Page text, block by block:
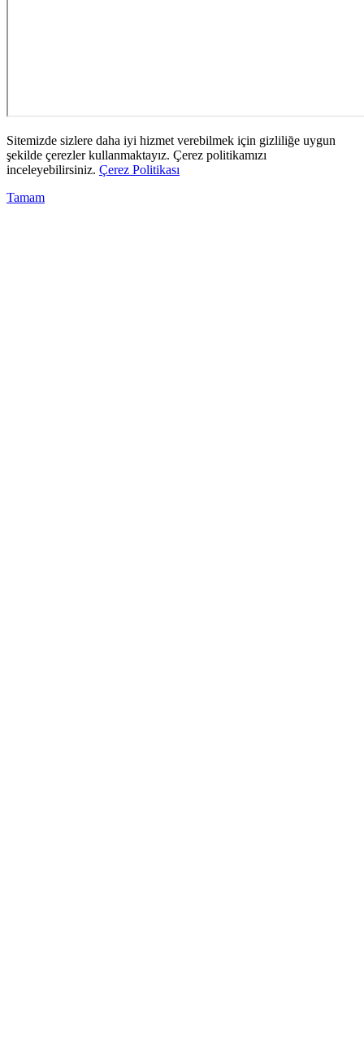
Sitemizde sizlere daha iyi hizmet verebilmek için gizliliğe uygun
şekilde çerezler kullanmaktayız. Çerez politikamızı
inceleyebilirsiniz. Çerez Politikası
Tamam